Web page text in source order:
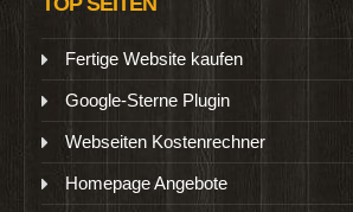
Fertige Website kaufen
Google-Sterne Plugin
Webseiten Kostenrechner
Homepage Angebote